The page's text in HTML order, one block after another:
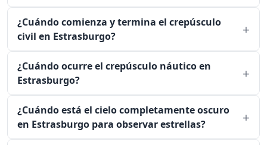
¿Cuándo comienza y termina el crepúsculo
civil en Estrasburgo?
¿Cuándo ocurre el crepúsculo náutico en
Estrasburgo?
¿Cuándo está el cielo completamente oscuro
en Estrasburgo para observar estrellas?